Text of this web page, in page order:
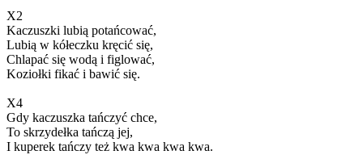
X2
Kaczuszki lubią potańcować,
Lubią w kółeczku kręcić się,
Chlapać się wodą i figlować,
Koziołki fikać i bawić się.
X4
Gdy kaczuszka tańczyć chce,
To skrzydełka tańczą jej,
I kuperek tańczy też kwa kwa kwa kwa.